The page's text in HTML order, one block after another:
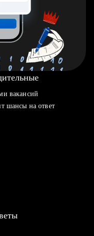
вакансий
шансы на ответ